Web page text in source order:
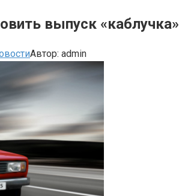
выпуск «каблучка»
Автор: admin